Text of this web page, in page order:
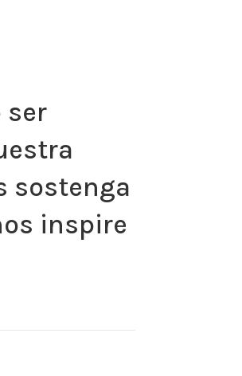
ser
sostenga
inspire